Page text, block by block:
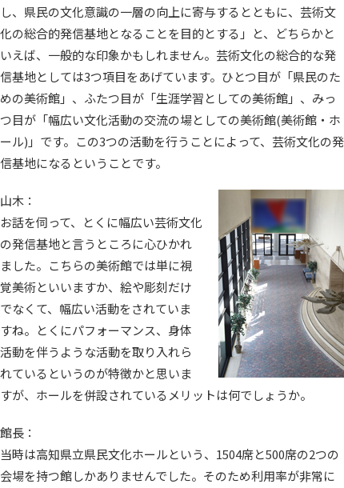
し、県民の文化意識の一層の向上に寄与するとともに、芸術文
化の総合的発信基地となることを目的とする」と、どちらかと
いえば、一般的な印象かもしれません。芸術文化の総合的な発
信基地としては3つ項目をあげています。ひとつ目が「県民のた
めの美術館」、ふたつ目が「生涯学習としての美術館」、みっ
つ目が「幅広い文化活動の交流の場としての美術館(美術館・ホ
ール)」です。この3つの活動を行うことによって、芸術文化の発
信基地になるということです。
山木：
お話を伺って、とくに幅広い芸術文化
の発信基地と言うところに心ひかれ
ました。こちらの美術館では単に視
覚美術といいますか、絵や彫刻だけ
でなくて、幅広い活動をされていま
すね。とくにパフォーマンス、身体
活動を伴うような活動を取り入れら
れているというのが特徴かと思いま
すが、ホールを併設されているメリットは何でしょうか。
館長：
当時は高知県立県民文化ホールという、1504席と500席の2つの
会場を持つ館しかありませんでした。そのため利用率が非常に